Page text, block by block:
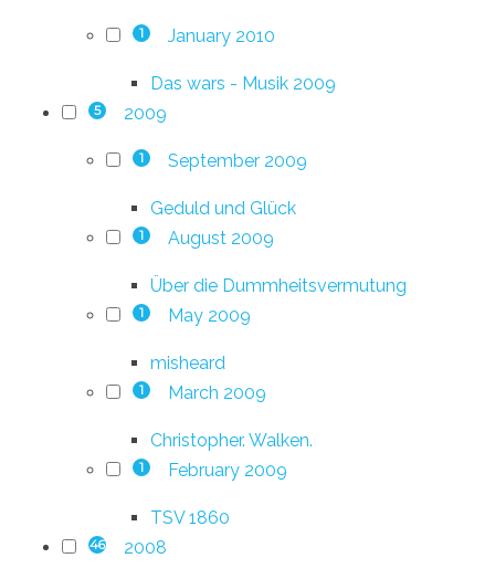
1 January 2010
Das wars - Musik 2009
5 2009
1 September 2009
Geduld und Glück
1 August 2009
Über die Dummheitsvermutung
1 May 2009
misheard
1 March 2009
Christopher. Walken.
1 February 2009
TSV 1860
46 2008